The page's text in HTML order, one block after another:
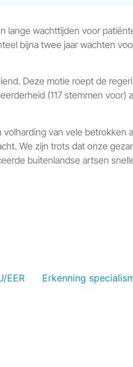
wachttijden voor
bijna twee jaar wachten
Deze motie roept de
(117 stemmen voor)
van vele betrokken
We zijn trots dat onze
buitenlandse artsen
EER Erkenning